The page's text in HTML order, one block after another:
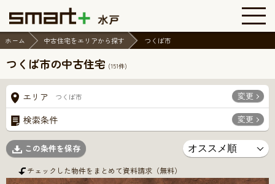
ホーム 中古住宅をエリアから探す つくば市
つくば市の中古住宅 (151件)
エリア つくば市 変更
検索条件 変更
この条件を保存
チェックした物件をまとめて資料請求（無料）